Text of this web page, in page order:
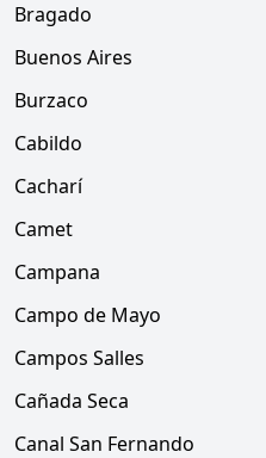
Bragado
Buenos Aires
Burzaco
Cabildo
Cacharí
Camet
Campana
Campo de Mayo
Campos Salles
Cañada Seca
Canal San Fernando